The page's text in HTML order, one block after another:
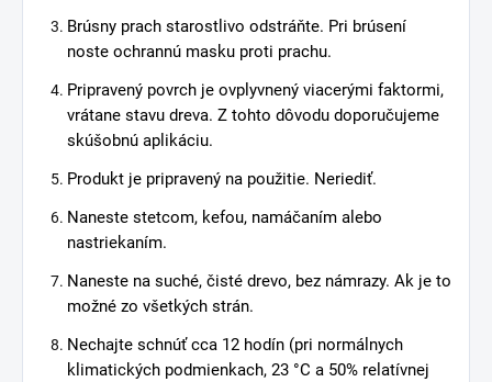
Brúsny prach starostlivo odstráňte. Pri brúsení
noste ochrannú masku proti prachu.
Pripravený povrch je ovplyvnený viacerými faktormi,
vrátane stavu dreva. Z tohto dôvodu doporučujeme
skúšobnú aplikáciu.
Produkt je pripravený na použitie. Neriediť.
Naneste stetcom, kefou, namáčaním alebo
nastriekaním.
Naneste na suché, čisté drevo, bez námrazy. Ak je to
možné zo všetkých strán.
Nechajte schnúť cca 12 hodín (pri normálnych
klimatických podmienkach, 23 °C a 50% relatívnej